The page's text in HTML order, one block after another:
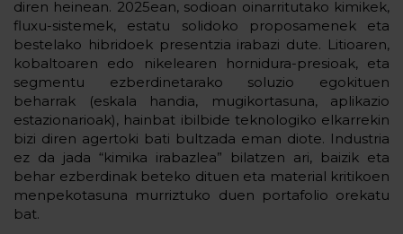
diren heinean. 2025ean, sodioan oinarritutako kimikek,
fluxu-sistemek, estatu solidoko proposamenek eta
bestelako hibridoek presentzia irabazi dute. Litioaren,
kobaltoaren edo nikelearen hornidura-presioak, eta
segmentu ezberdinetarako soluzio egokituen
beharrak (eskala handia, mugikortasuna, aplikazio
estazionarioak), hainbat ibilbide teknologiko elkarrekin
bizi diren agertoki bati bultzada eman diote. Industria
ez da jada “kimika irabazlea” bilatzen ari, baizik eta
behar ezberdinak beteko dituen eta material kritikoen
menpekotasuna murriztuko duen portafolio orekatu
bat.